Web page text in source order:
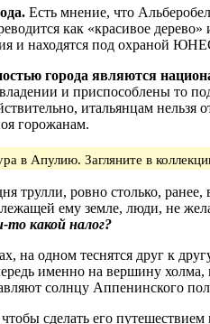
Есть мнение, что
как «красивое
и находятся под охраной
города являются
и приспособлены то
итальянцам
горожанам.
в Апулию. Загляните в
трулли, ровно столько,
ему земле, люди, не
то какой налог?
на одном теснятся друг к
именно на вершину
солнцу Аппенинского
сделать его